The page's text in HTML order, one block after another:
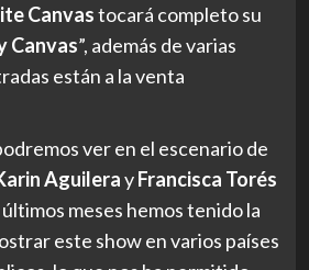
Canvastocará completo su
Canvas”, además de varias
están a la venta
ver en el escenario de
AguilerayFrancisca Torés
meses hemos tenido la
este show en varios países